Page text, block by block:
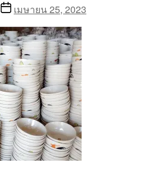
Postเมษายน 25, 2023